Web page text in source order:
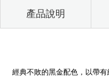
產品說明
經典不敗的黑金配色，以帶